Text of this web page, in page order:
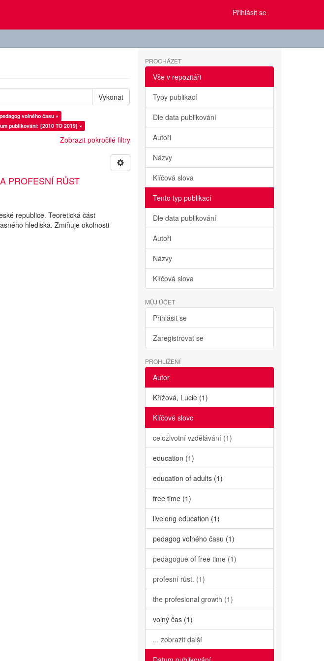
Přihlásit se
Vykonat
volného času ×
publikování: [2010 TO 2019] ×
Zobrazit pokročilé filtry
PROFESNÍ RŮST
republice. Teoretická část
hlediska. Zmiňuje okolnosti
PROCHÁZET
Vše v repozitáři
Typy publikací
Dle data publikování
Autoři
Názvy
Klíčová slova
Tento typ publikací
Dle data publikování
Autoři
Názvy
Klíčová slova
MŮJ ÚČET
Přihlásit se
Zaregistrovat se
PROHLÍŽENÍ
Autor
Křížová, Lucie (1)
Klíčové slovo
celoživotní vzdělávání (1)
education (1)
education of adults (1)
free time (1)
livelong education (1)
pedagog volného času (1)
pedagogue of free time (1)
profesní růst. (1)
the profesional growth (1)
volný čas (1)
... zobrazit další